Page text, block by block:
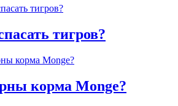
тигров?
корма Monge?